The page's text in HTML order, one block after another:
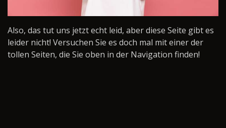
Also, das tut uns jetzt echt leid, aber diese Seite gibt es
leider nicht! Versuchen Sie es doch mal mit einer der
tollen Seiten, die Sie oben in der Navigation finden!